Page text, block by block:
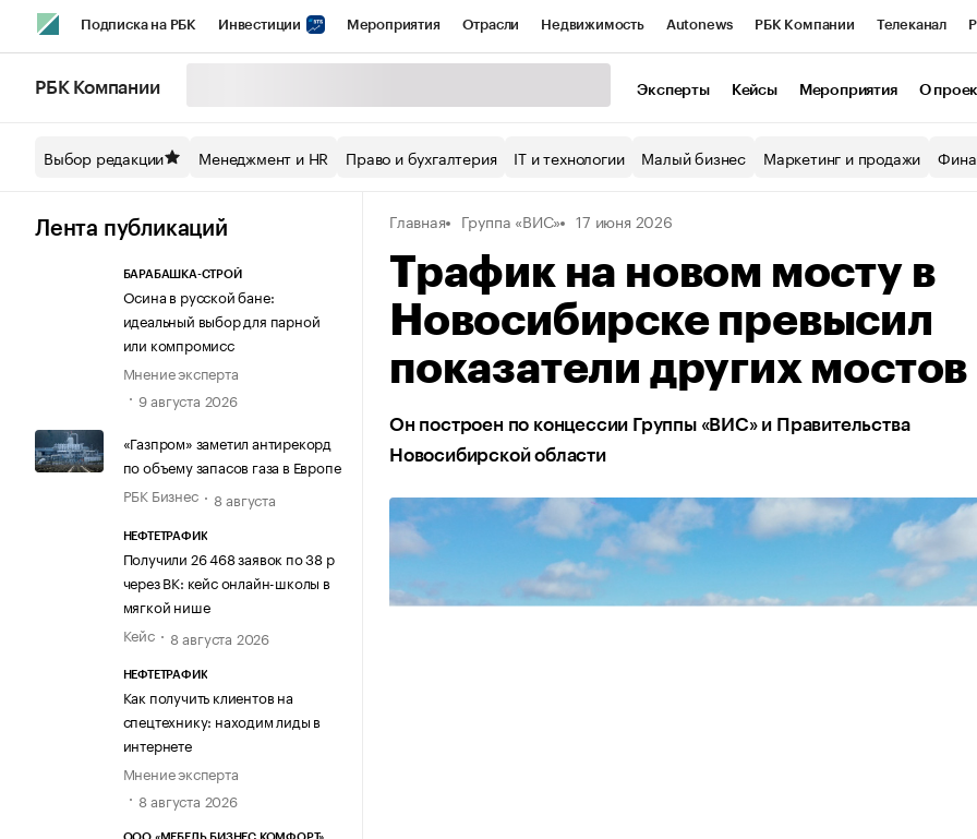
Подписка на РБК Инвестиции Мероприятия Отрасли Недвижимость Autonews РБК Компании Телеканал
Спецпроекты СПб Конференции СПб Спецпроекты Экономика Бизнес
Технологии и медиа Рынок наличной валюты
РБК Компании Эксперты Кейсы Мероприятия О
Выбор редакции Менеджмент и HR Право и бухгалтерия IT и технологии Малый бизнес Маркетинг и продажи
Лента публикаций
БАРАБАШКА-СТРОЙ
Осина в русской бане:
идеальный выбор для парной
или компромисс
Мнение эксперта
9 августа 2026
«Газпром» заметил антирекорд
по объему запасов газа в Европе
РБК Бизнес
8 августа
НЕФТЕТРАФИК
Получили 26 468 заявок по 38 р
через ВК: кейс онлайн-школы в
мягкой нише
Кейс
8 августа 2026
НЕФТЕТРАФИК
Как получить клиентов на
спецтехнику: находим лиды в
интернете
Мнение эксперта
8 августа 2026
Главная Группа «ВИС» 17 июня 2026
Трафик на новом мосту в
Новосибирске превысил
показатели других мостов
Он построен по концессии Группы «ВИС» и Правительства
Новосибирской области